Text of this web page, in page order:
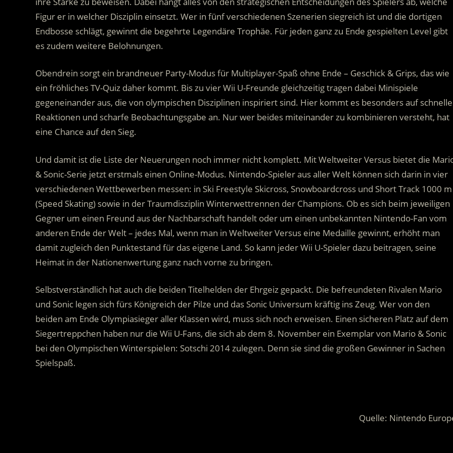
Figur er in welcher Disziplin einsetzt. Wer in fünf verschiedenen Szenerien siegreich ist und die dortigen
Endbosse schlägt, gewinnt die begehrte Legendäre Trophäe. Für jeden ganz zu Ende gespielten Level gibt
es zudem weitere Belohnungen.
Obendrein sorgt ein brandneuer Party-Modus für Multiplayer-Spaß ohne Ende – Geschick & Grips, das wie
ein fröhliches TV-Quiz daher kommt. Bis zu vier Wii U-Freunde gleichzeitig tragen dabei Minispiele
gegeneinander aus, die von olympischen Disziplinen inspiriert sind. Hier kommt es besonders auf schnelle
Reaktionen und scharfe Beobachtungsgabe an. Nur wer beides miteinander zu kombinieren versteht, hat
eine Chance auf den Sieg.
Und damit ist die Liste der Neuerungen noch immer nicht komplett. Mit Weltweiter Versus bietet die
& Sonic-Serie jetzt erstmals einen Online-Modus. Nintendo-Spieler aus aller Welt können sich darin in vier
verschiedenen Wettbewerben messen: in Ski Freestyle Skicross, Snowboardcross und Short Track 1000 m
(Speed Skating) sowie in der Traumdisziplin Winterwettrennen der Champions. Ob es sich beim jeweiligen
Gegner um einen Freund aus der Nachbarschaft handelt oder um einen unbekannten Nintendo-Fan vom
anderen Ende der Welt – jedes Mal, wenn man in Weltweiter Versus eine Medaille gewinnt, erhöht man
damit zugleich den Punktestand für das eigene Land. So kann jeder Wii U-Spieler dazu beitragen, seine
Heimat in der Nationenwertung ganz nach vorne zu bringen.
Selbstverständlich hat auch die beiden Titelhelden der Ehrgeiz gepackt. Die befreundeten Rivalen Mario
und Sonic legen sich fürs Königreich der Pilze und das Sonic Universum kräftig ins Zeug. Wer von den
beiden am Ende Olympiasieger aller Klassen wird, muss sich noch erweisen. Einen sicheren Platz auf dem
Siegertreppchen haben nur die Wii U-Fans, die sich ab dem 8. November ein Exemplar von Mario & Sonic
bei den Olympischen Winterspielen: Sotschi 2014 zulegen. Denn sie sind die großen Gewinner in Sachen
Spielspaß.
Quelle: Nintendo